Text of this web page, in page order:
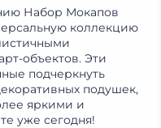
Набор Мокапов
коллекцию
объектов. Эти
подчеркнуть
подушек,
яркими и
уже сегодня!